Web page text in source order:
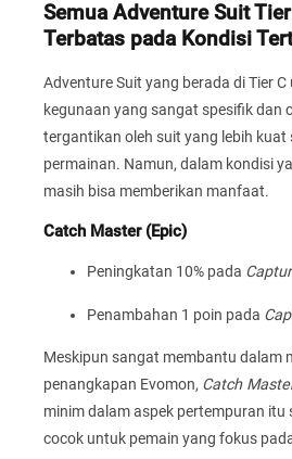
Semua Adventure Suit
Terbatas pada Kondisi
Adventure Suit yang berada di Tier
kegunaan yang sangat spesifik dan
tergantikan oleh suit yang lebih kuat
permainan. Namun, dalam kondisi
masih bisa memberikan manfaat.
Catch Master (Epic)
Peningkatan 10% pada
Penambahan 1 poin pada
Meskipun sangat membantu dalam
penangkapan Evomon, Catch
minim dalam aspek pertempuran itu
cocok untuk pemain yang fokus